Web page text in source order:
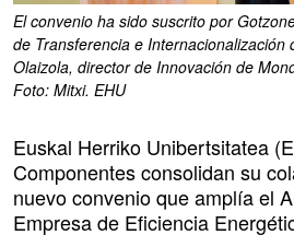
El convenio ha sido suscrito por
de Transferencia e Internacionalización
Olaizola, director de Innovación de
Foto: Mitxi. EHU
Euskal Herriko Unibertsitatea
Componentes consolidan su
nuevo convenio que amplía el
Empresa de Eficiencia